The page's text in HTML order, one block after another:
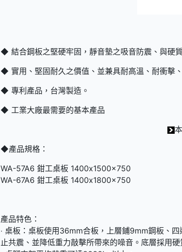
◆ 結合鋼板之堅硬牢固，靜音墊之吸音防震、與硬
◆ 實用、堅固耐久之價值、並兼具耐高溫、耐衝擊
◆ 專利產品，台灣製造。
◆ 工業大廠最需要的基本產品
◆產品規格：
WA-57A6 鉗工桌板 1400x1500x750
WA-67A6 鉗工桌板 1400x1800x750
產品特色：
‧ 桌板：桌板使用36mm合板，上層鋪9mm鋼板、
止共震、並降低重力敲擊所帶來的噪音。底層採用